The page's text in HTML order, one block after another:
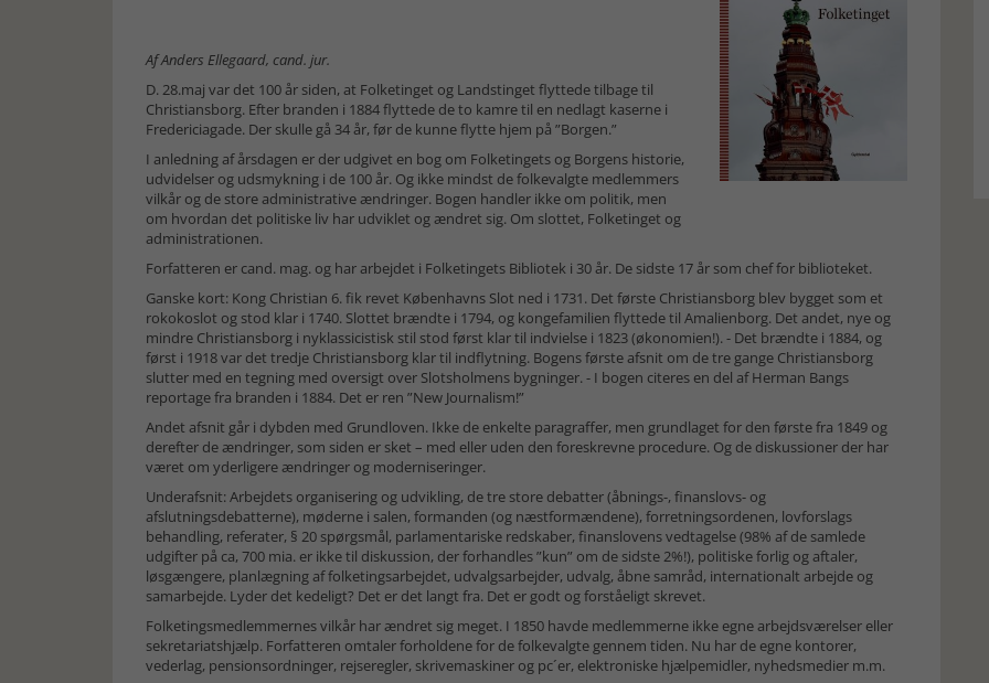
Af Anders Ellegaard, cand. jur.
D. 28.maj var det 100 år siden, at Folketinget og Landstinget flyttede tilbage til
Christiansborg. Efter branden i 1884 flyttede de to kamre til en nedlagt kaserne i
Fredericiagade. Der skulle gå 34 år, før de kunne flytte hjem på ”Borgen.”
I anledning af årsdagen er der udgivet en bog om Folketingets og Borgens historie,
udvidelser og udsmykning i de 100 år. Og ikke mindst de folkevalgte medlemmers
vilkår og de store administrative ændringer. Bogen handler ikke om politik, men
om hvordan det politiske liv har udviklet og ændret sig. Om slottet, Folketinget og
administrationen.
Forfatteren er cand. mag. og har arbejdet i Folketingets Bibliotek i 30 år. De sidste 17 år som chef for biblioteket.
Ganske kort: Kong Christian 6. fik revet Københavns Slot ned i 1731. Det første Christiansborg blev bygget som et
rokokoslot og stod klar i 1740. Slottet brændte i 1794, og kongefamilien flyttede til Amalienborg. Det andet, nye og
mindre Christiansborg i nyklassicistisk stil stod først klar til indvielse i 1823 (økonomien!). - Det brændte i 1884, og
først i 1918 var det tredje Christiansborg klar til indflytning. Bogens første afsnit om de tre gange Christiansborg
slutter med en tegning med oversigt over Slotsholmens bygninger. - I bogen citeres en del af Herman Bangs
reportage fra branden i 1884. Det er ren ”New Journalism!”
Andet afsnit går i dybden med Grundloven. Ikke de enkelte paragraffer, men grundlaget for den første fra 1849 og
derefter de ændringer, som siden er sket – med eller uden den foreskrevne procedure. Og de diskussioner der har
været om yderligere ændringer og moderniseringer.
Underafsnit: Arbejdets organisering og udvikling, de tre store debatter (åbnings-, finanslovs- og
afslutningsdebatterne), møderne i salen, formanden (og næstformændene), forretningsordenen, lovforslags
behandling, referater, § 20 spørgsmål, parlamentariske redskaber, finanslovens vedtagelse (98% af de samlede
udgifter på ca, 700 mia. er ikke til diskussion, der forhandles ”kun” om de sidste 2%!), politiske forlig og aftaler,
løsgængere, planlægning af folketingsarbejdet, udvalgsarbejder, udvalg, åbne samråd, internationalt arbejde og
samarbejde. Lyder det kedeligt? Det er det langt fra. Det er godt og forståeligt skrevet.
Folketingsmedlemmernes vilkår har ændret sig meget. I 1850 havde medlemmerne ikke egne arbejdsværelser eller
sekretariatshjælp. Forfatteren omtaler forholdene for de folkevalgte gennem tiden. Nu har de egne kontorer,
vederlag, pensionsordninger, rejseregler, skrivemaskiner og pc´er, elektroniske hjælpemidler, nyhedsmedier m.m.